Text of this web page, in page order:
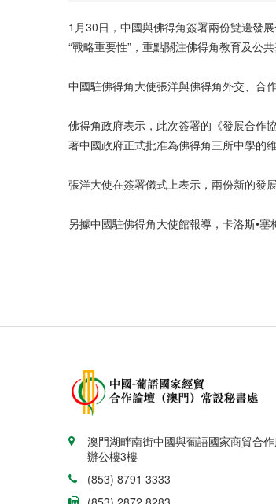
1月30日，中國與佛得角簽署兩份雙邊發
“戰略重要性”，重點關注佛得角教育及公共
中國駐佛得角大使張洋與佛得角外交、合
佛得角政府表示，此次簽署的《發展合作
著中國政府正式批准為佛得角三所中學的
張洋大使在簽署儀式上表示，兩份新的發
另據中國駐佛得角大使館報導，卡洛斯•
澳門湖畔南街中國與葡語國家商貿合
辦公樓3樓
(853) 8791 3333